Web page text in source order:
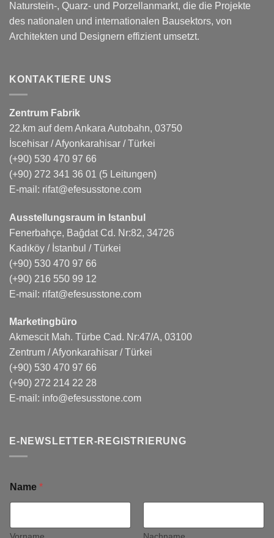
Naturstein-, Quarz- und Porzellanmarkt, die die Projekte
des nationalen und internationalen Bausektors, von
Architekten und Designern effizient umsetzt.
KONTAKTIERE UNS
Zentrum Fabrik
22.km auf dem Ankara Autobahn, 03750
İscehisar / Afyonkarahisar / Türkei
(+90) 530 470 97 66
(+90) 272 341 36 01 (5 Leitungen)
E-mail: rifat@efesusstone.com
Ausstellungsraum in Istanbul
Fenerbahçe, Bağdat Cd. Nr:82, 34726
Kadıköy / İstanbul / Türkei
(+90) 530 470 97 66
(+90) 216 550 99 12
E-mail: rifat@efesusstone.com
Marketingbüro
Akmescit Mah. Türbe Cad. Nr:47/A, 03100
Zentrum / Afyonkarahisar / Türkei
(+90) 530 470 97 66
(+90) 272 214 22 28
E-mail: info@efesusstone.com
E-NEWSLETTER-REGISTRIERUNG
Name *
Vorname Nachname